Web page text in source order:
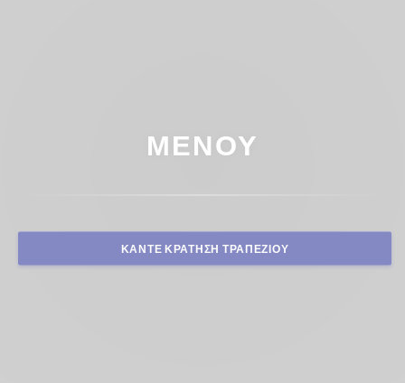
ΜΕΝΟΎ
ΚΆΝΤΕ ΚΡΆΤΗΣΗ ΤΡΑΠΕΖΙΟΎ